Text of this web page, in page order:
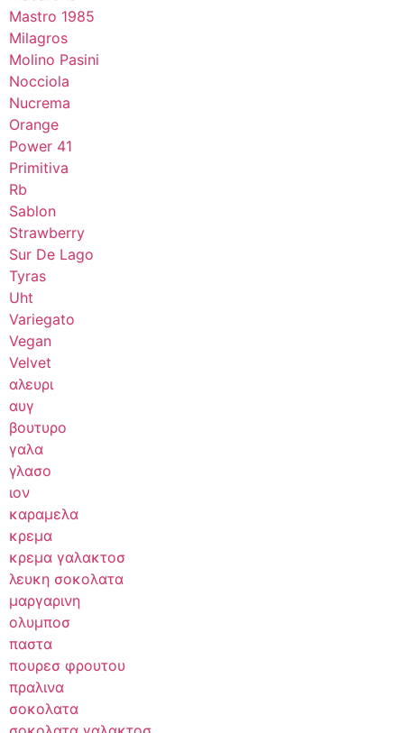
Mastro 1985
Milagros
Molino Pasini
Nocciola
Nucrema
Orange
Power 41
Primitiva
Rb
Sablon
Strawberry
Sur De Lago
Tyras
Uht
Variegato
Vegan
Velvet
αλευρι
αυγ
βουτυρο
γαλα
γλασο
ιον
καραμελα
κρεμα
κρεμα γαλακτοσ
λευκη σοκολατα
μαργαρινη
ολυμποσ
παστα
πουρεσ φρουτου
πραλινα
σοκολατα